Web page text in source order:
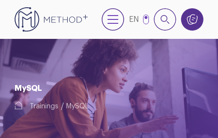
EN
MySQL
Trainings MySQL